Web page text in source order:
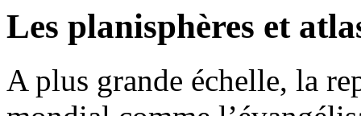
Les planisphères et
A plus grande échelle, la